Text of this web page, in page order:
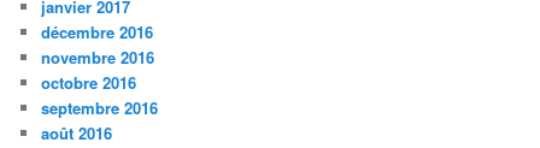
janvier 2017
décembre 2016
novembre 2016
octobre 2016
septembre 2016
août 2016